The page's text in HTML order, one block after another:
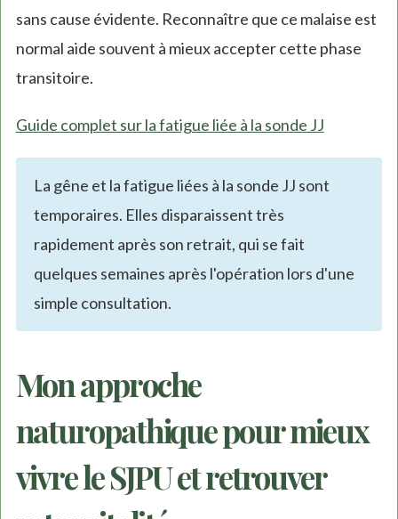
sans cause évidente. Reconnaître que ce malaise est
normal aide souvent à mieux accepter cette phase
transitoire.
Guide complet sur la fatigue liée à la sonde JJ
La gêne et la fatigue liées à la sonde JJ sont
temporaires. Elles disparaissent très
rapidement après son retrait, qui se fait
quelques semaines après l'opération lors d'une
simple consultation.
Mon approche
naturopathique pour mieux
vivre le SJPU et retrouver